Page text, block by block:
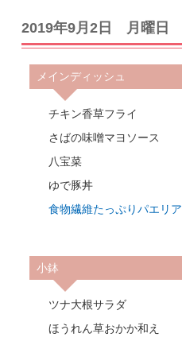
2019年9月2日 月曜日
メインディッシュ
チキン香草フライ
さばの味噌マヨソース
八宝菜
ゆで豚丼
食物繊維たっぷりパエリア
小鉢
ツナ大根サラダ
ほうれん草おかか和え